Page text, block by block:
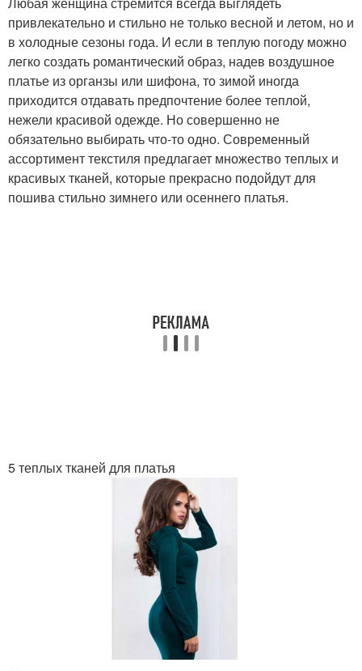
привлекательно и стильно не только весной и летом, но и
в холодные сезоны года. И если в теплую погоду можно
легко создать романтический образ, надев воздушное
платье из органзы или шифона, то зимой иногда
приходится отдавать предпочтение более теплой,
нежели красивой одежде. Но совершенно не
обязательно выбирать что-то одно. Современный
ассортимент текстиля предлагает множество теплых и
красивых тканей, которые прекрасно подойдут для
пошива стильно зимнего или осеннего платья.
5 теплых тканей для платья